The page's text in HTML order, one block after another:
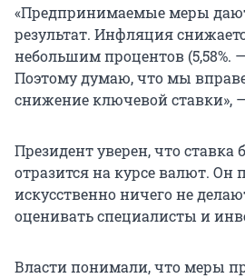
«Предпринимаемые меры
результат. Инфляция
небольшим процентов (5,58%. —
Поэтому думаю, что мы
снижение ключевой ставки»,
Президент уверен, что ставка
отразится на курсе валют. Он
искусственно ничего не
оценивать специалисты и
Власти понимали, что меры